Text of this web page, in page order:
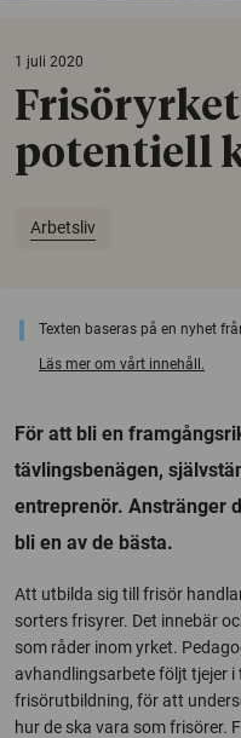
1 juli 2020
Frisöryrket
potentiell
Arbetsliv
Texten baseras på en nyhet
Läs mer om vårt innehåll.
För att bli en
tävlingsbenägen,
entreprenör. Anstränger
bli en av de bästa.
Att utbilda sig till frisör
sorters frisyrer. Det innebär
som råder inom yrket.
avhandlingsarbete följt tjejer
frisörutbildning, för att
hur de ska vara som frisörer.